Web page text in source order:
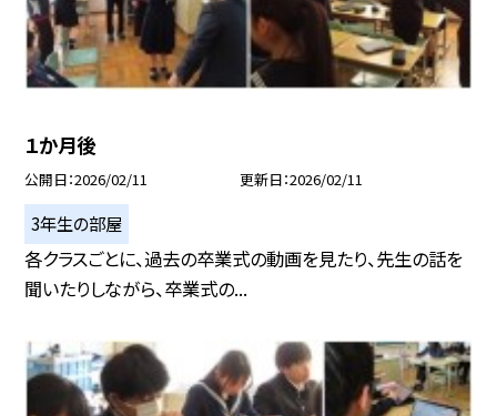
１か月後
公開日 2026/02/11 更新日 2026/02/11
3年生の部屋
各クラスごとに、過去の卒業式の動画を見たり、先生の話を
聞いたりしながら、卒業式の...